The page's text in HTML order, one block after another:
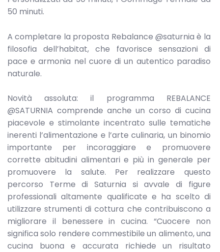
50 minuti.
A completare la proposta Rebalance @saturnia è la
filosofia dell’habitat, che favorisce sensazioni di
pace e armonia nel cuore di un autentico paradiso
naturale.
Novità assoluta: il programma REBALANCE
@SATURNIA comprende anche un corso di cucina
piacevole e stimolante incentrato sulle tematiche
inerenti l’alimentazione e l’arte culinaria, un binomio
importante per incoraggiare e promuovere
corrette abitudini alimentari e più in generale per
promuovere la salute. Per realizzare questo
percorso Terme di Saturnia si avvale di figure
professionali altamente qualificate e ha scelto di
utilizzare strumenti di cottura che contribuiscono a
migliorare il benessere in cucina. “Cuocere non
significa solo rendere commestibile un alimento, una
cucina buona e accurata richiede un risultato